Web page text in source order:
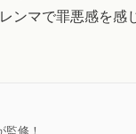
ンマで罪悪感を感
監修！